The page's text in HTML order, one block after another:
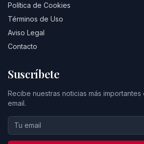
Política de Cookies
Términos de Uso
Aviso Legal
Contacto
Suscríbete
Recibe nuestras noticias más
email.